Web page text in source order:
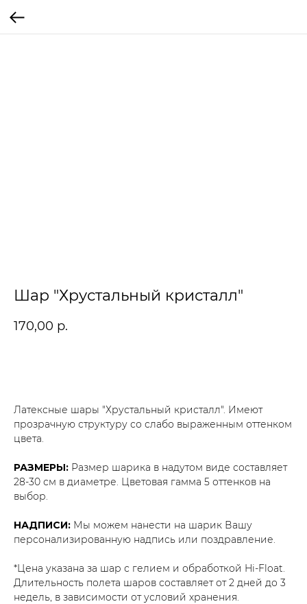
Шар "Хрустальный кристалл"
170,00 р.
Латексные шары "Хрустальный кристалл". Имеют
прозрачную структуру со слабо выраженным оттенком
цвета.
РАЗМЕРЫ: Размер шарика в надутом виде составляет
28-30 см в диаметре. Цветовая гамма 5 оттенков на
выбор.
НАДПИСИ: Мы можем нанести на шарик Вашу
персонализированную надпись или поздравление.
*Цена указана за шар с гелием и обработкой Hi-Float.
Длительность полета шаров составляет от 2 дней до 3
недель, в зависимости от условий хранения.